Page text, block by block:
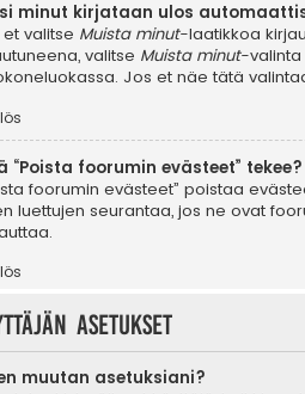
minut kirjataan ulos
valitse Muista minut-laatikkoa
valitse Muista minut-valinta
Jos et näe tätä
“Poista foorumin evästeet” tekee?
foorumin evästeet” poistaa
luettujen seurantaa, jos ne ovat
asetukset
muutan asetuksiani?